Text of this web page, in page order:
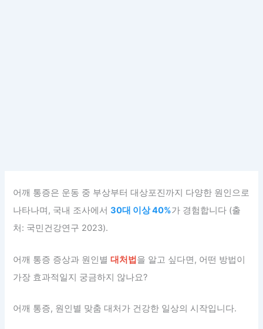
어깨 통증은 운동 중 부상부터 대상포진까지 다양한 원인으로
나타나며, 국내 조사에서30대 이상 40%가 경험합니다 (출
처: 국민건강연구 2023).
어깨 통증 증상과 원인별대처법을 알고 싶다면, 어떤 방법이
가장 효과적일지 궁금하지 않나요?
어깨 통증, 원인별 맞춤 대처가 건강한 일상의 시작입니다.